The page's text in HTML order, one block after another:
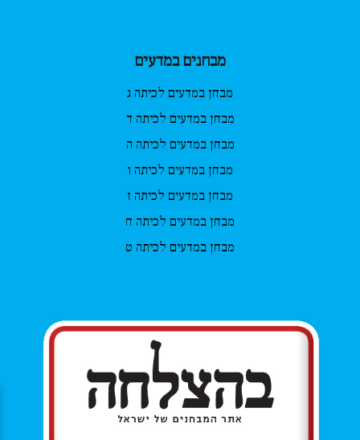
מבחנים במדעים
מבחן במדעים לכיתה ג
מבחן במדעים לכיתה ד
מבחן במדעים לכיתה ה
מבחן במדעים לכיתה ו
מבחן במדעים לכיתה ז
מבחן במדעים לכיתה ח
מבחן במדעים לכיתה ט